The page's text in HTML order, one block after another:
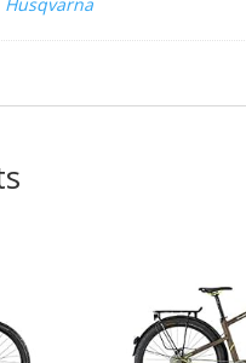
Husqvarna